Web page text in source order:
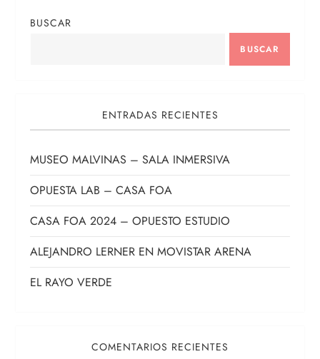
i
ó
n
d
e
BUSCAR
BUSCAR
ENTRADAS RECIENTES
MUSEO MALVINAS – SALA INMERSIVA
OPUESTA LAB – CASA FOA
CASA FOA 2024 – OPUESTO ESTUDIO
ALEJANDRO LERNER EN MOVISTAR ARENA
EL RAYO VERDE
COMENTARIOS RECIENTES